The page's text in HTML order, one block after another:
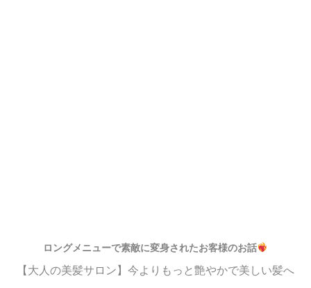
ロングメニューで素敵に変身されたお客様のお話
【大人の美髪サロン】今よりもっと艶やかで美しい髪へ